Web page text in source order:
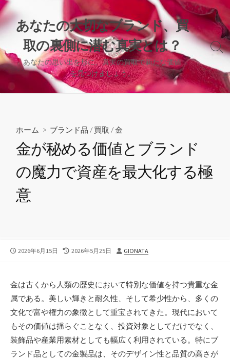
コ
ン
テ
ツ
へ
キ
あなたの大切なブランド、買
取の裏側に潜む真実とは？
あなたの思い出を形に、真実の買取で新たな価値
を見つけましょう。
検
切
り
替
ホーム > ブランド品 /買取 /金
金が秘める価値とブランド
の魔力で資産を最大化する極
意
公
2026年6月15日
最
新
日
2026年5月25日
投
GIONATA
金は古くから人類の歴史において特別な価値を持つ貴重な金
属である。 美しい輝きと耐久性、そして希少性から、多くの
文化で富や権力の象徴として重宝されてきた。現代において
もその価値は揺らぐことなく、投資対象としてだけでなく、
装飾品や産業用素材としても幅広く利用されている。特にブ
ランド品としての金製品は、そのデザイン性と品質の高さが